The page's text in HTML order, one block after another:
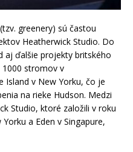
greenery) sú častou
Heatherwick Studio. Do
aj ďalšie projekty britského
1000 stromov v
Island v New Yorku, čo je
na rieke Hudson. Medzi
Studio, ktoré založili v roku
a Eden v Singapure,